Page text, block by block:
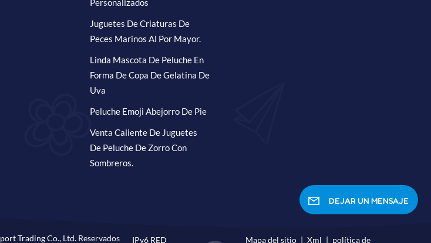
Personalizados
Juguetes De Criaturas De
Peces Marinos Al Por Mayor.
Linda Mascota De Peluche En
Forma De Copa De Gelatina De
Uva
Peluche Emoji Abejorro De Pie
Venta Caliente De Juguetes
De Peluche De Zorro Con
Sombreros.
Trading Co., Ltd. Reservados
IPv6 RED Mapa del sitio | Xml | política de
DEJAR UN MENSAJE